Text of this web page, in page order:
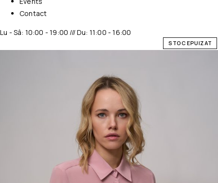
Contact
Lu - Sâ: 10:00 - 19:00 /// Du: 11:00 - 16:00
STOC EPUIZAT